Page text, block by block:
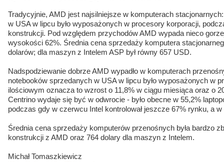
Tradycyjnie, AMD jest najsilniejsze w komputerach
w USA w lipcu było wyposażonych w procesory korporacji,
konstrukcji. Pod względem przychodów AMD wypada nieco
wysokości 62%. Średnia cena sprzedaży komputera
dolarów; dla maszyn z Intelem ASP był równy 657 USD.
Nadspodziewanie dobrze AMD wypadło w komputerach
notebooków sprzedanych w USA w lipcu było wyposażonych w
ilościowym oznacza to wzrost o 11,8% w ciągu miesiąca oraz o
Centrino wydaje się być w odwrocie - było obecne w 55,2%
podczas gdy w czerwcu Intel kontrolował jeszcze 67% rynku, a
Średnia cena sprzedaży komputerów przenośnych była bardzo
konstrukcji z AMD oraz 764 dolary dla maszyn z Intelem.
Michał Tomaszkiewicz